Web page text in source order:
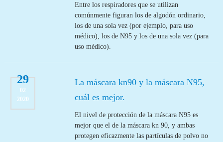
Entre los respiradores que se utilizan
comúnmente figuran los de algodón ordinario,
los de una sola vez (por ejemplo, para uso
médico), los de N95 y los de una sola vez (para
uso médico).
29
02
2020
La máscara kn90 y la máscara N95,
cuál es mejor.
El nivel de protección de la máscara N95 es
mejor que el de la máscara kn 90, y ambas
protegen eficazmente las partículas de polvo no